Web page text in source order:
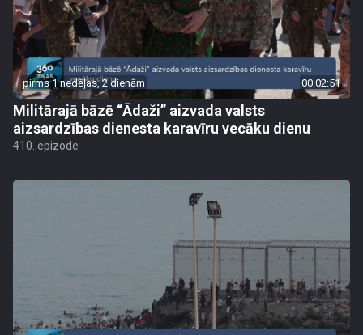
pirms 1 nedēļas, 2 dienām 00:02:51
Militārajā bāzē “Ādaži” aizvada valsts
aizsardzības dienesta karavīru vecāku dienu
410. epizode